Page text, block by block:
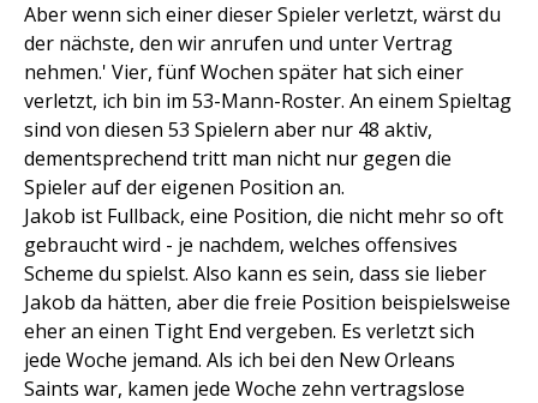
Aber wenn sich einer dieser Spieler verletzt, wärst du
der nächste, den wir anrufen und unter Vertrag
nehmen.' Vier, fünf Wochen später hat sich einer
verletzt, ich bin im 53-Mann-Roster. An einem Spieltag
sind von diesen 53 Spielern aber nur 48 aktiv,
dementsprechend tritt man nicht nur gegen die
Spieler auf der eigenen Position an.
Jakob ist Fullback, eine Position, die nicht mehr so oft
gebraucht wird - je nachdem, welches offensives
Scheme du spielst. Also kann es sein, dass sie lieber
Jakob da hätten, aber die freie Position beispielsweise
eher an einen Tight End vergeben. Es verletzt sich
jede Woche jemand. Als ich bei den New Orleans
Saints war, kamen jede Woche zehn vertragslose